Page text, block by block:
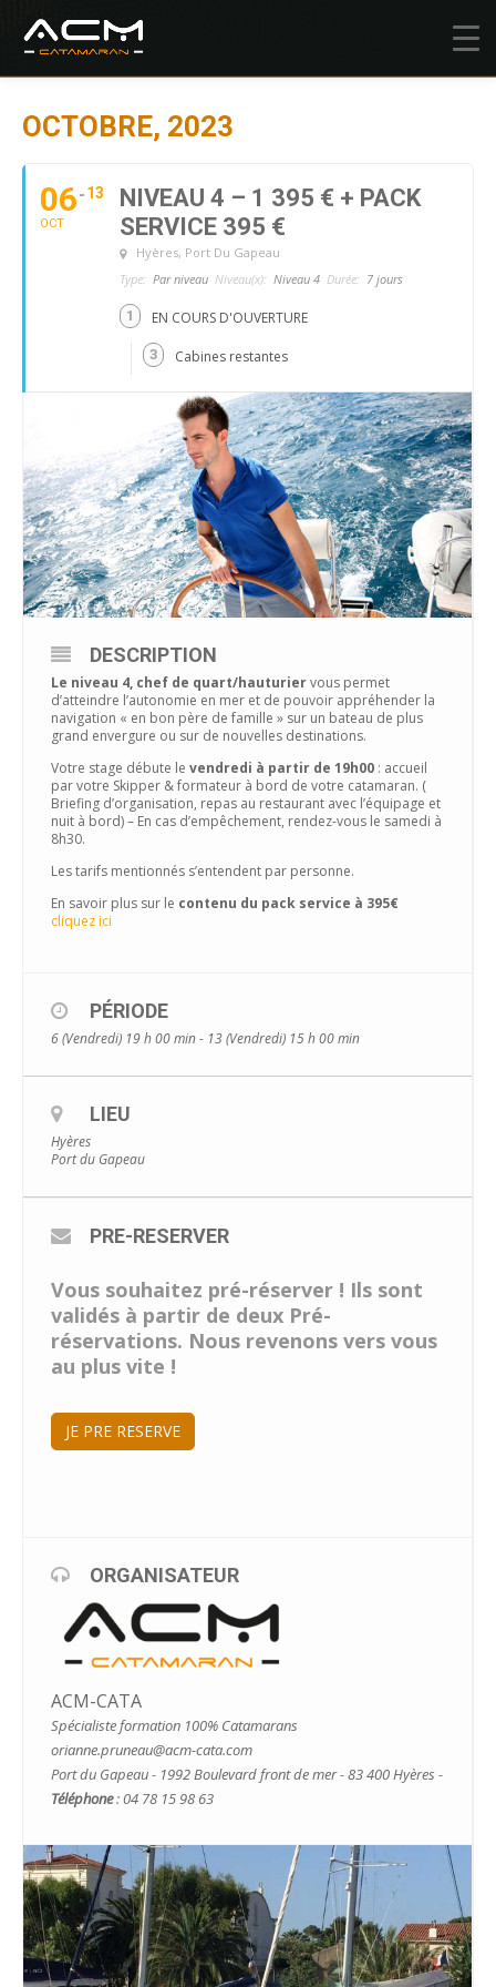
OCTOBRE, 2023
06
OCT
13
NIVEAU 4 – 1 395 € + PACK
SERVICE 395 €
Hyères, Port Du Gapeau
Type: Par niveau Niveau(x): Niveau 4 Durée: 7 jours
1 EN COURS D'OUVERTURE
3 Cabines restantes
DESCRIPTION
Le niveau 4, chef de quart/hauturiervous permet
d’atteindre l’autonomie en mer et de pouvoir appréhender la
navigation « en bon père de famille » sur un bateau de plus
grand envergure ou sur de nouvelles destinations.
Votre stage débute le vendredi à partir de 19h00 : accueil
par votre Skipper & formateur à bord de votre catamaran. (
Briefing d’organisation, repas au restaurant avec l’équipage et
nuit à bord) – En cas d’empêchement, rendez-vous le samedi à
8h30.
Les tarifs mentionnés s’entendent par personne.
En savoir plus sur le contenu du pack service à 395€
cliquez ici
PÉRIODE
6 (Vendredi) 19 h 00 min - 13 (Vendredi) 15 h 00 min
LIEU
Hyères
Port du Gapeau
PRE-RESERVER
Vous souhaitez pré-réserver ! Ils sont
validés à partir de deux Pré-
réservations. Nous revenons vers vous
au plus vite !
JE PRE RESERVE
ORGANISATEUR
ACM-CATA
Spécialiste formation 100% Catamarans
orianne.pruneau@acm-cata.com
Port du Gapeau - 1992 Boulevard front de mer - 83 400 Hyères -
Téléphone: 04 78 15 98 63